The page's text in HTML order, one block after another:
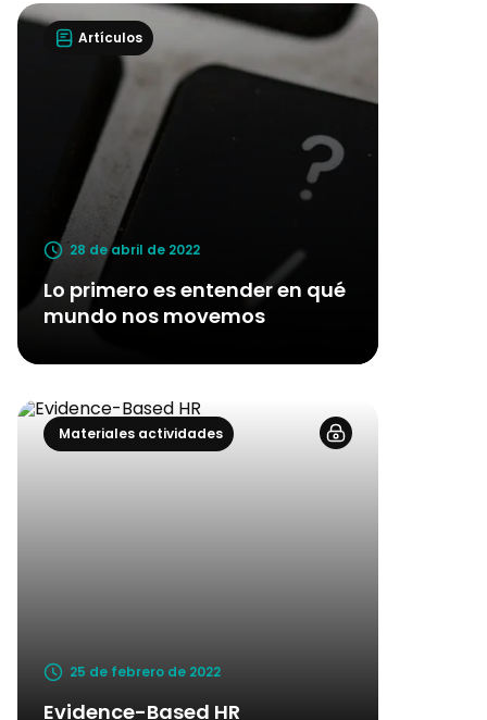
Artículos
28 de abril de 2022
Lo primero es entender en qué
mundo nos movemos
Materiales actividades
25 de febrero de 2022
Evidence-Based HR